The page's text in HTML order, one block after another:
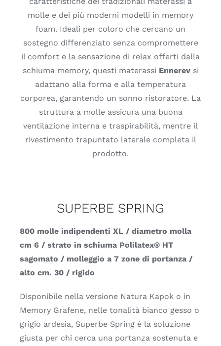
molle e dei più moderni modelli in memory
foam. Ideali per coloro che cercano un
sostegno differenziato senza compromettere
il comfort e la sensazione di relax offerti dalla
schiuma memory, questi materassi Ennerevsi
adattano alla forma e alla temperatura
corporea, garantendo un sonno ristoratore. La
struttura a molle assicura una buona
ventilazione interna e traspirabilità, mentre il
rivestimento trapuntato laterale completa il
prodotto.
SUPERBE SPRING
800 molle indipendenti XL / diametro molla
cm 6 / strato in schiuma Polilatex® HT
sagomato / molleggio a 7 zone di portanza /
alto cm. 30 / rigido
Disponibile nella versione Natura Kapok o in
Memory Grafene, nelle tonalità bianco gesso o
grigio ardesia, Superbe Spring è la soluzione
giusta per chi cerca una portanza sostenuta e